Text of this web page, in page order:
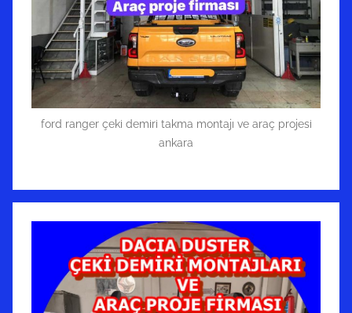
ford ranger çeki demiri takma montajı ve araç projesi
ankara